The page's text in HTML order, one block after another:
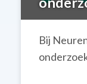
Bij